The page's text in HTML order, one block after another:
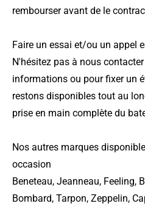
rembourser avant de le
Faire un essai et/ou un appel
N'hésitez pas à nous
informations ou pour fixer un
restons disponibles tout au
prise en main complète du
Nos autres marques
occasion
Beneteau, Jeanneau, Feeling,
Bombard, Tarpon, Zeppelin,